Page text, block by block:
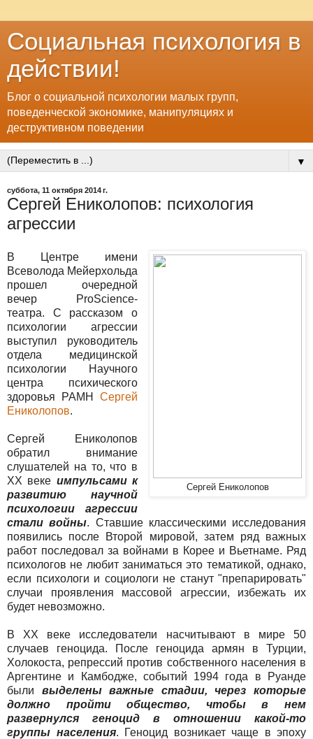
Социальная психология в
действии!
Блог о социальной психологии малых групп,
поведенческой экономике, манипуляциях и
деструктивном поведении
▼
суббота, 11 октября 2014 г.
Сергей Ениколопов: психология
агрессии
Сергей Ениколопов
В Центре имени
Всеволода Мейерхольда
прошел очередной
вечер ProScience-
театра. С рассказом о
психологии агрессии
выступил руководитель
отдела медицинской
психологии Научного
центра психического
здоровья РАМНСергей
Ениколопов.
Сергей Ениколопов
обратил внимание
слушателей на то, что в
XX веке импульсами к
развитию научной
психологии агрессии
стали войны. Ставшие классическими исследования
появились после Второй мировой, затем ряд важных
работ последовал за войнами в Корее и Вьетнаме. Ряд
психологов не любит заниматься это тематикой, однако,
если психологи и социологи не станут "препарировать"
случаи проявления массовой агрессии, избежать их
будет невозможно.
В XX веке исследователи насчитывают в мире 50
случаев геноцида. После геноцида армян в Турции,
Холокоста, репрессий против собственного населения в
Аргентине и Камбодже, событий 1994 года в Руанде
были выделены важные стадии, через которые
должно пройти общество, чтобы в нем
развернулся геноцид в отношении какой-то
группы населения. Геноцид возникает чаще в эпоху